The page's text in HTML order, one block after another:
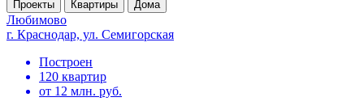
Проекты Квартиры Дома
Любимово
г. Краснодар, ул. Семигорская
Построен
120 квартир
от 12 млн. руб.